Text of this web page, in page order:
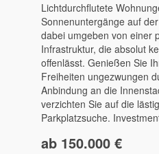
Lichtdurchflutete
Sonnenuntergänge auf
dabei umgeben von einer
Infrastruktur, die absolut
offenlässt. Genießen Sie
Freiheiten ungezwungen
Anbindung an die
verzichten Sie auf die
Parkplatzsuche.
ab 150.000 €